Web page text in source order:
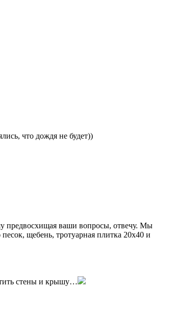
что дождя не будет))
предвосхищая ваши вопросы, отвечу. Мы
щебень, тротуарная плитка 20х40 и
стены и крышу…